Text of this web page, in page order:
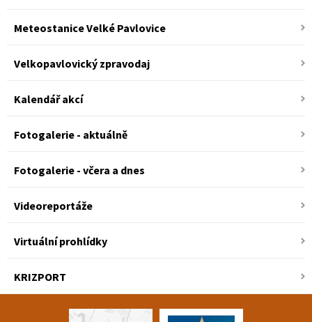
Meteostanice Velké Pavlovice
Velkopavlovický zpravodaj
Kalendář akcí
Fotogalerie - aktuálně
Fotogalerie - včera a dnes
Videoreportáže
Virtuální prohlídky
KRIZPORT